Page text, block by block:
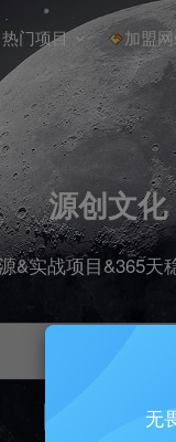
门项目 加盟
源创文
&实战项目&365天
引
无